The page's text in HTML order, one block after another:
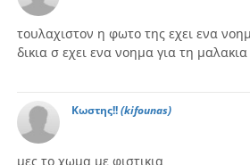
τουλαχιστον η φωτο της εχει ενα
δικια σ εχει ενα νοημα για τη
Κωστης!!(kifounas)
μες το χωμα με φιστικια